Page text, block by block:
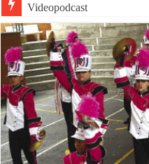
Videopodcast